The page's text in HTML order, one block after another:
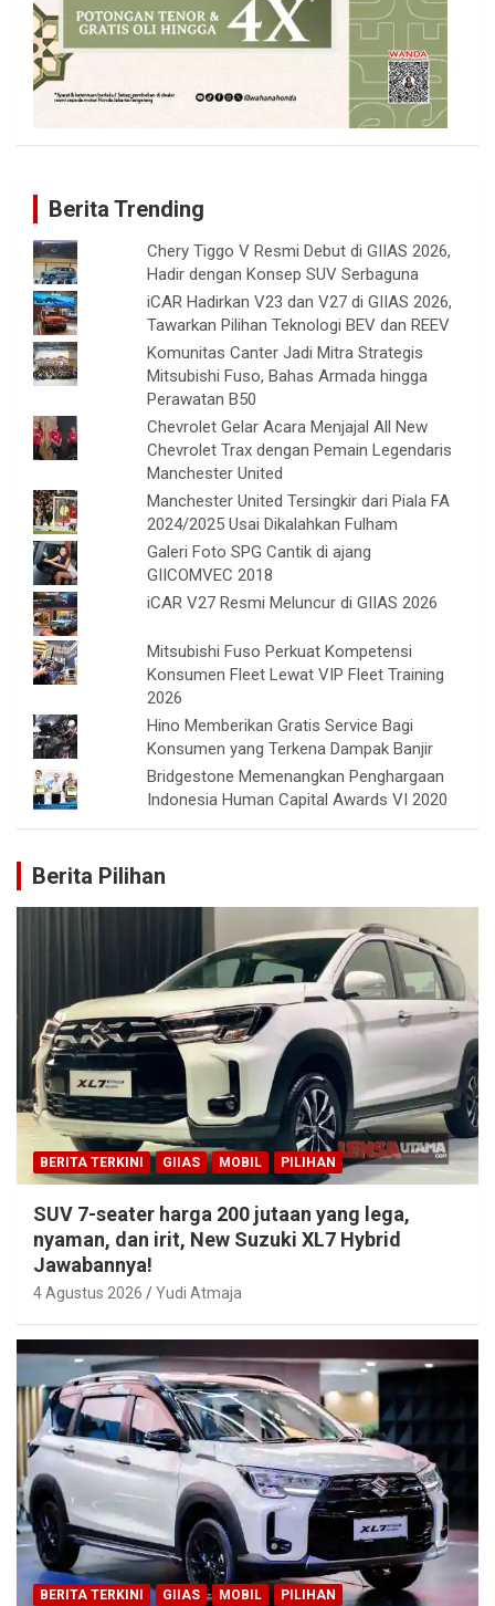
Berita Trending
Chery Tiggo V Resmi Debut di GIIAS 2026,
Hadir dengan Konsep SUV Serbaguna
iCAR Hadirkan V23 dan V27 di GIIAS 2026,
Tawarkan Pilihan Teknologi BEV dan REEV
Komunitas Canter Jadi Mitra Strategis
Mitsubishi Fuso, Bahas Armada hingga
Perawatan B50
Chevrolet Gelar Acara Menjajal All New
Chevrolet Trax dengan Pemain Legendaris
Manchester United
Manchester United Tersingkir dari Piala FA
2024/2025 Usai Dikalahkan Fulham
Galeri Foto SPG Cantik di ajang
GIICOMVEC 2018
iCAR V27 Resmi Meluncur di GIIAS 2026
Mitsubishi Fuso Perkuat Kompetensi
Konsumen Fleet Lewat VIP Fleet Training
2026
Hino Memberikan Gratis Service Bagi
Konsumen yang Terkena Dampak Banjir
Bridgestone Memenangkan Penghargaan
Indonesia Human Capital Awards VI 2020
Berita Pilihan
BERITA TERKINI GIIAS MOBIL PILIHAN
SUV 7-seater harga 200 jutaan yang lega,
nyaman, dan irit, New Suzuki XL7 Hybrid
Jawabannya!
4 Agustus 2026 Yudi Atmaja
BERITA TERKINI GIIAS MOBIL PILIHAN